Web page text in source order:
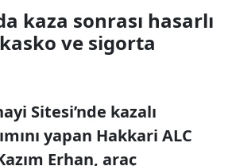
kaza sonrası hasarlı
ve sigorta
Sitesi’nde kazalı
yapan Hakkari ALC
Erhan, araç